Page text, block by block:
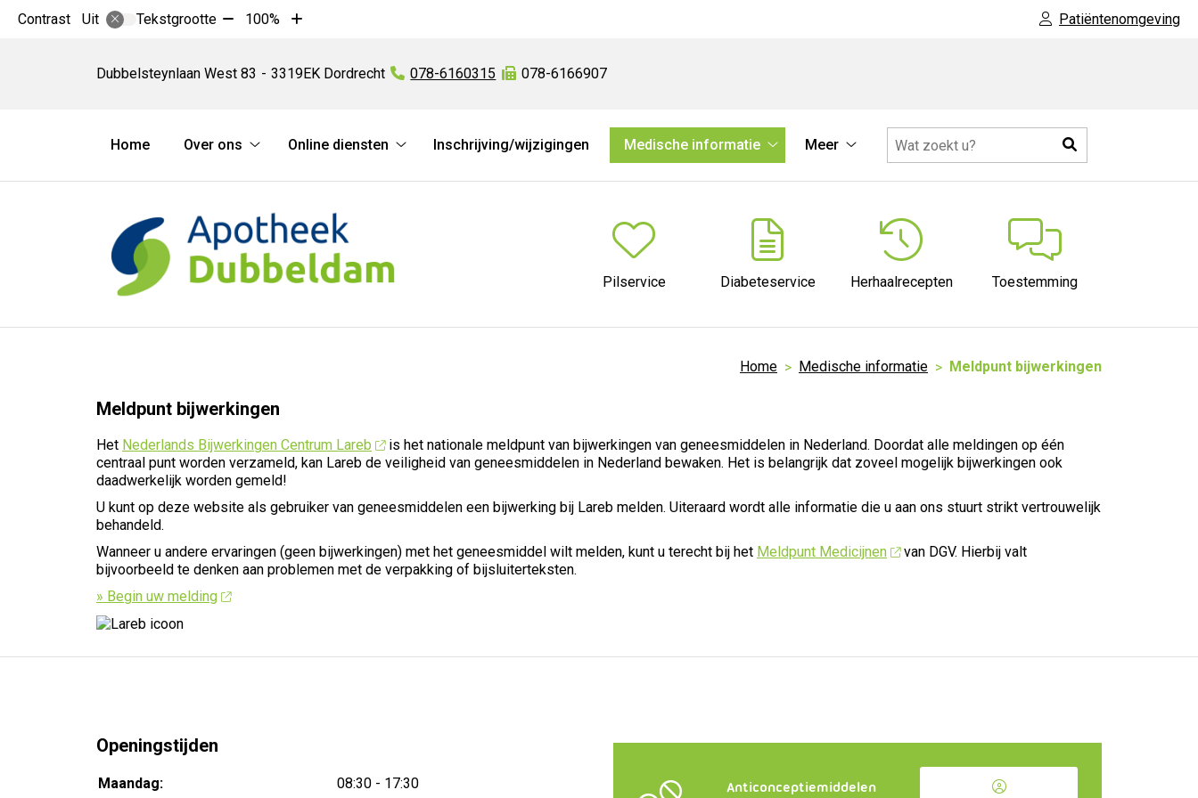
Contrast Uit Tekstgrootte Tekst
10%
100%
Tekst
10%
Patiëntenomgeving
Dubbelsteynlaan West 83 3319EK Dordrecht Tel:
078-6160315 Fax:
078-6166907
Hoofdmenu
Home
Over ons
ons
submenu
Online diensten
diensten
Inschrijving/wijzigingen
Medische informatie
Medische
informatie
Meer
submenu
Zoeken
Pilservice Diabeteservice Herhaalrecepten Toestemming
Home Medische informatie Meldpunt bijwerkingen
Meldpunt bijwerkingen
Het Nederlands Bijwerkingen Centrum Lareb
is het nationale meldpunt van bijwerkingen van geneesmiddelen in Nederland. Doordat alle meldingen op één
centraal punt worden verzameld, kan Lareb de veiligheid van geneesmiddelen in Nederland bewaken. Het is belangrijk dat zoveel mogelijk bijwerkingen ook
daadwerkelijk worden gemeld!
U kunt op deze website als gebruiker van geneesmiddelen een bijwerking bij Lareb melden. Uiteraard wordt alle informatie die u aan ons stuurt strikt vertrouwelijk
behandeld.
Wanneer u andere ervaringen (geen bijwerkingen) met het geneesmiddel wilt melden, kunt u terecht bij het Meldpunt Medicijnen
van DGV. Hierbij valt
bijvoorbeeld te denken aan problemen met de verpakking of bijsluiterteksten.
» Begin uw melding
Openingstijden
Maandag:
08:30 - 17:30
Anticonceptiemiddelen